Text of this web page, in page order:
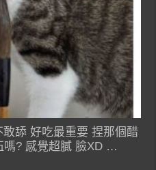
舔 好吃最重要 捏那個醋
嗎? 感覺超膩 臉XD …